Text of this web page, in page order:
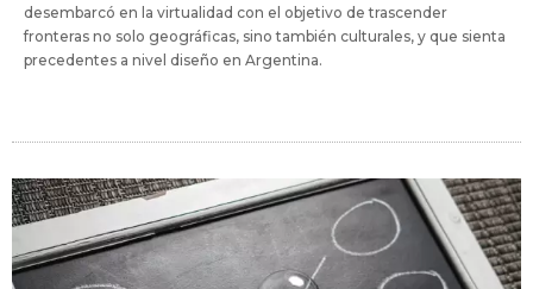
desembarcó en la virtualidad con el objetivo de trascender
fronteras no solo geográficas, sino también culturales, y que sienta
precedentes a nivel diseño en Argentina.